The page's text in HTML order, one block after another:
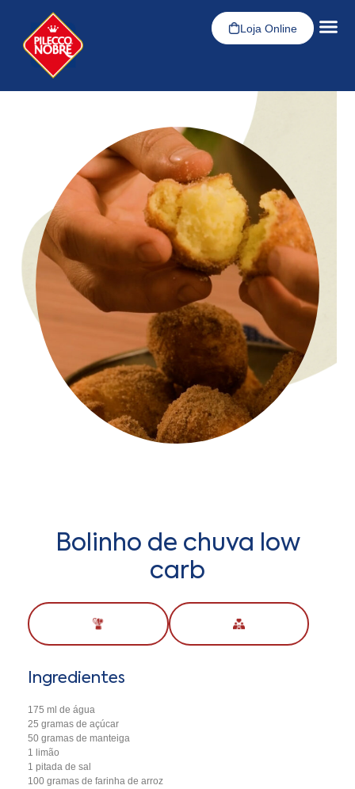
Loja Online
Bolinho de chuva low
carb
Ingredientes
175 ml de água
25 gramas de açúcar
50 gramas de manteiga
1 limão
1 pitada de sal
100 gramas de farinha de arroz